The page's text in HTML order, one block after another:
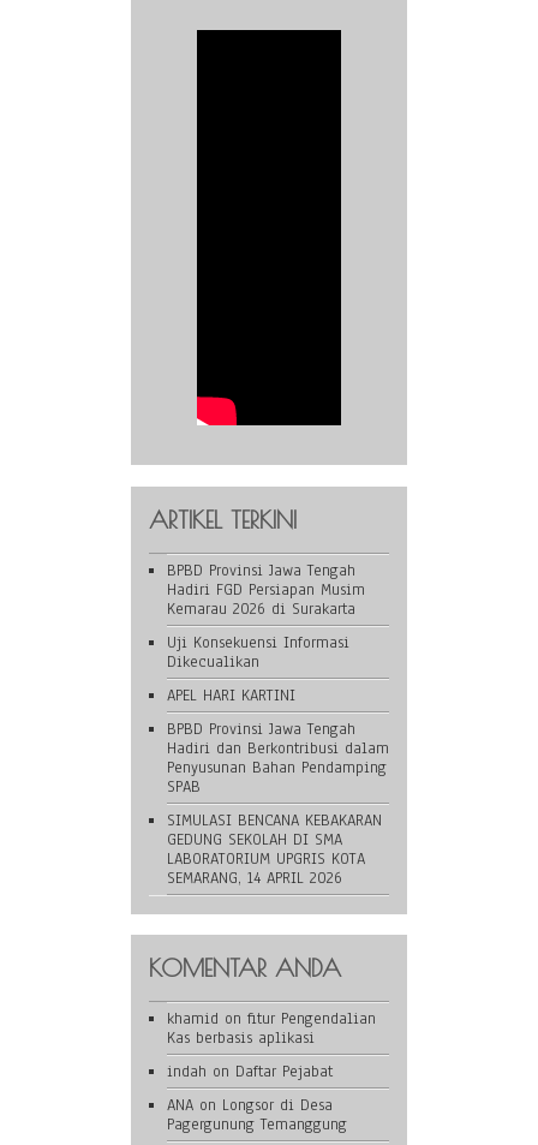
ARTIKEL TERKINI
BPBD Provinsi Jawa Tengah
Hadiri FGD Persiapan Musim
Kemarau 2026 di Surakarta
Uji Konsekuensi Informasi
Dikecualikan
APEL HARI KARTINI
BPBD Provinsi Jawa Tengah
Hadiri dan Berkontribusi dalam
Penyusunan Bahan Pendamping
SPAB
SIMULASI BENCANA KEBAKARAN
GEDUNG SEKOLAH DI SMA
LABORATORIUM UPGRIS KOTA
SEMARANG, 14 APRIL 2026
KOMENTAR ANDA
khamid on fitur Pengendalian
Kas berbasis aplikasi
indah on Daftar Pejabat
ANA on Longsor di Desa
Pagergunung Temanggung